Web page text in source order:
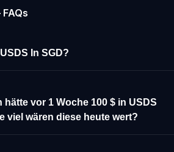
In SGD?
vor 1 Woche 100 $ in USDS
viel wären diese heute wert?